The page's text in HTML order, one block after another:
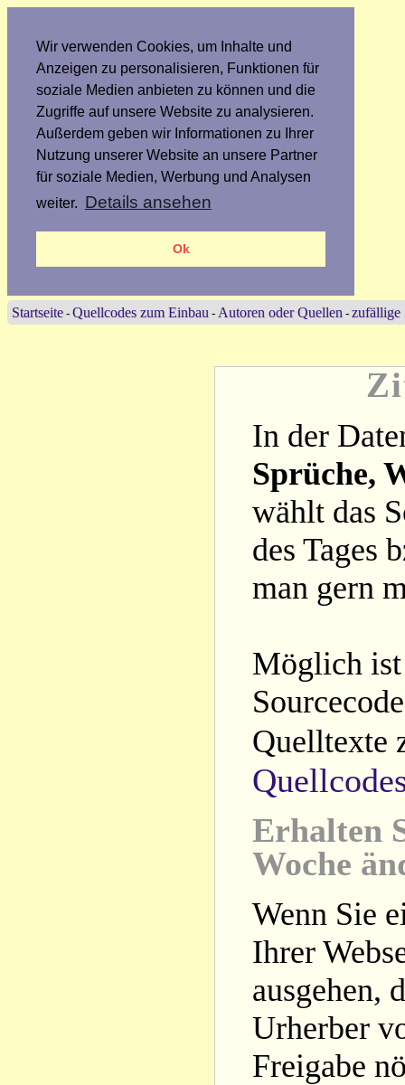
Wir verwenden Cookies, um Inhalte und
Anzeigen zu personalisieren, Funktionen für
soziale Medien anbieten zu können und die
Zugriffe auf unsere Website zu analysieren.
Außerdem geben wir Informationen zu Ihrer
Nutzung unserer Website an unsere Partner
für soziale Medien, Werbung und Analysen
weiter. Details ansehen
Ok
Startseite - Quellcodes zum Einbau - Autoren oder Quellen - zufällige
In der
Sprüche,
wählt das
des Tages
man gern
Möglich ist
Quelltexte
Erhalten
Woche
Wenn Sie
Ihrer
ausgehen,
Urherber
Freigabe